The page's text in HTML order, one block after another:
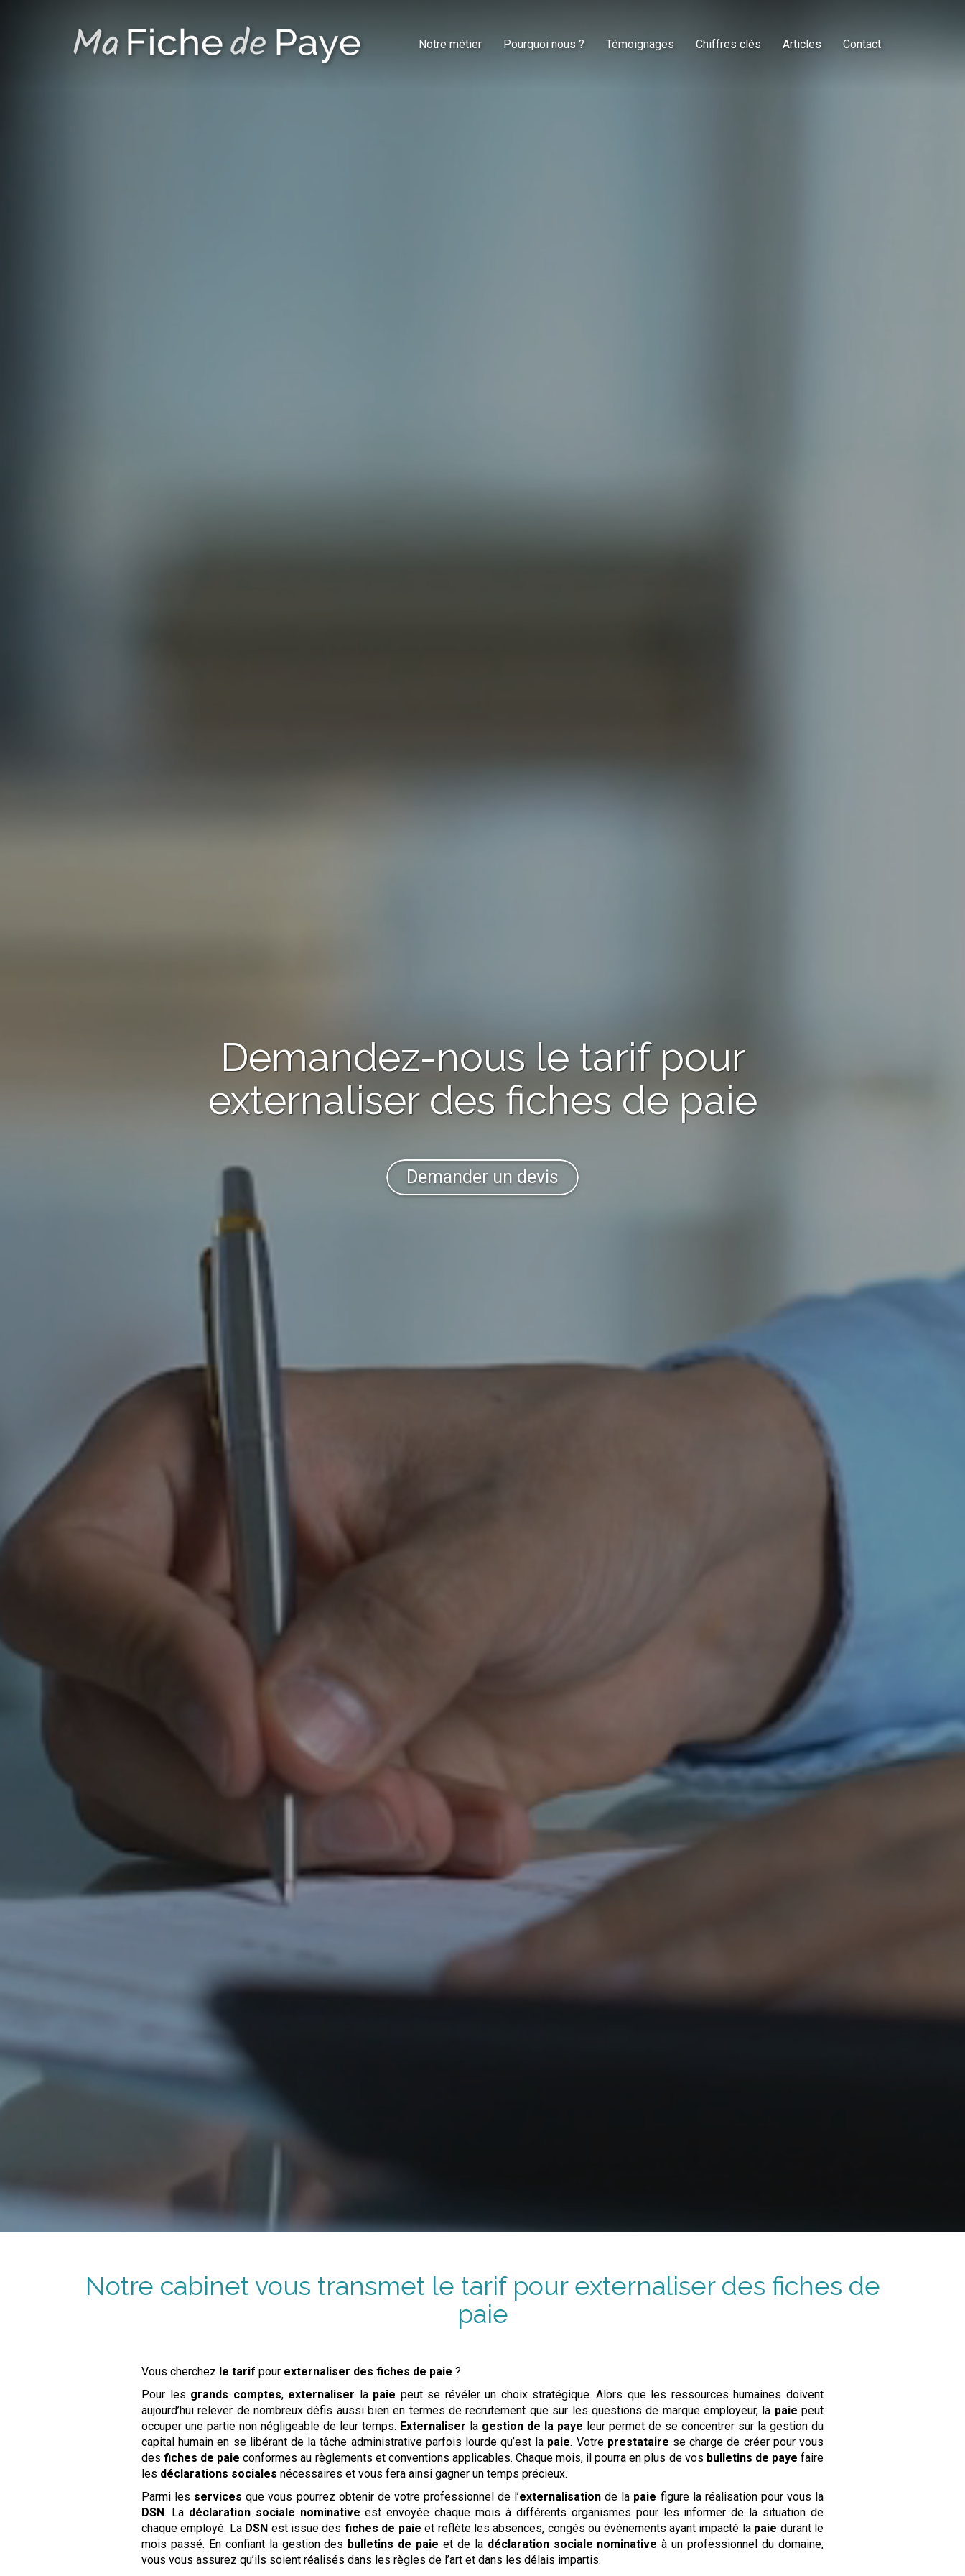
Notre métier Pourquoi nous ? Témoignages Chiffres clés Articles Contact
Demandez-nous le tarifpour
externaliser des fiches de paie
Demander un devis
Notre cabinet vous transmet le tarifpour externaliser des fiches de
paie
Vous cherchez le tarif pour externaliser des fiches de paie ?
Pour les grands comptes, externaliser la paie peut se révéler un choix stratégique. Alors que les ressources humaines doivent
aujourd’hui relever de nombreux défis aussi bien en termes de recrutement que sur les questions de marque employeur, la paie peut
occuper une partie non négligeable de leur temps. Externaliser la gestion de la paye leur permet de se concentrer sur la gestion du
capital humain en se libérant de la tâche administrative parfois lourde qu’est la paie. Votre prestataire se charge de créer pour vous
desfiches de paie conformes au règlements et conventions applicables. Chaque mois, il pourra en plus de vos bulletins de paye faire
les déclarations sociales nécessaires et vous fera ainsi gagner un temps précieux.
Parmi les services que vous pourrez obtenir de votre professionnel de l’externalisation de la paie figure la réalisation pour vous la
DSN. La déclaration sociale nominative est envoyée chaque mois à différents organismes pour les informer de la situation de
chaque employé. La DSN est issue des fiches de paie et reflète les absences, congés ou événements ayant impacté la paie durant le
mois passé. En confiant la gestion des bulletins de paie et de la déclaration sociale nominative à un professionnel du domaine,
vous vous assurez qu’ils soient réalisés dans les règles de l’art et dans les délais impartis.